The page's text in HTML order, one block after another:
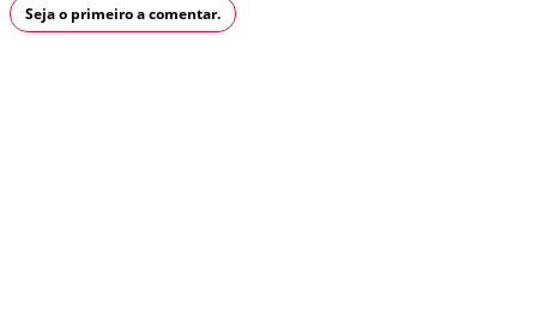
Seja o primeiro a comentar.